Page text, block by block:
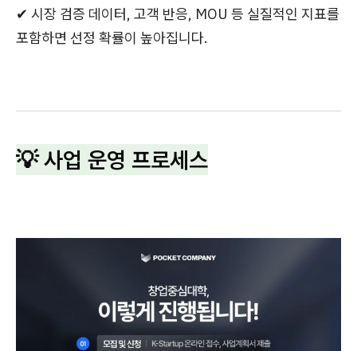
✔ 시장 검증 데이터, 고객 반응, MOU 등 실질적인 지표를
포함하면 선정 확률이 높아집니다.
💡 사업 운영 프로세스